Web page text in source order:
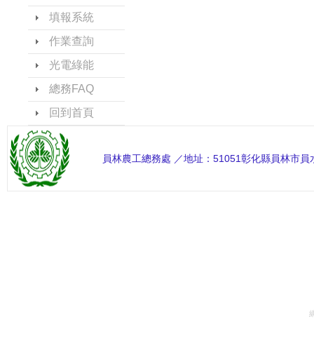
填報系統
作業查詢
光電綠能
總務FAQ
回到首頁
員林農工總務處 ／地址：51051彰化縣員林市